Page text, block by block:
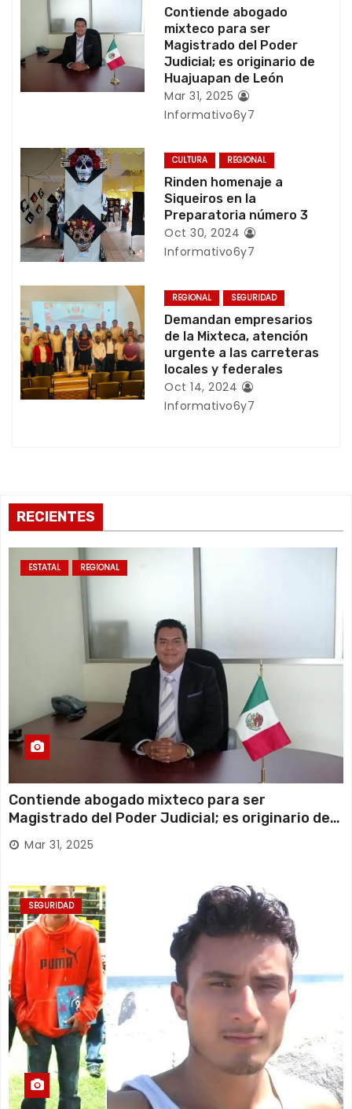
i
ó
d
e
e
n
t
r
a
d
Contiende abogado
mixteco para ser
Magistrado del Poder
Judicial; es originario de
Huajuapan de León
Mar 31, 2025
Informativo6y7
CULTURA REGIONAL
Rinden homenaje a
Siqueiros en la
Preparatoria número 3
Oct 30, 2024
Informativo6y7
REGIONAL SEGURIDAD
Demandan empresarios
de la Mixteca, atención
urgente a las carreteras
locales y federales
Oct 14, 2024
Informativo6y7
RECIENTES
ESTATAL REGIONAL
Contiende abogado mixteco para ser
Magistrado del Poder Judicial; es originario de
Huajuapan de León
Mar 31, 2025
SEGURIDAD